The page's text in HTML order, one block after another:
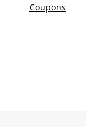
Coupons